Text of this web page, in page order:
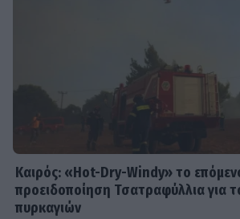
Καιρός: «Hot-Dry-Windy» το
προειδοποίηση Τσατραφύλλια για
πυρκαγιών